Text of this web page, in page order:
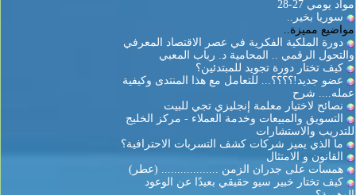
مواد يومي 27-28
سوريا بخير..
مواضيع مميزة..
دورة الملكية الفكرية في عصر الاقتصاد المعرفي
والتحول الرقمي .. المحامية د. رباب المعبي
كيف تختار دورة تجويد للمبتدئين؟
عضو جديد!؟؟؟؟... للتعامل مع هذا المنتدى وكيفية
عمله.... شرح
نصائح لاختيار معلمة إنجليزي تجي للبيت
التسويق والمبيعات وخدمة العملاء - مركز الخليج
للتدريب والاستشارات
ما الذي يميز شركات كشف التسربات الاحترافية؟
القانون و الامتثال
همسات على جدران الزمن .................. (عطر)
كيف تختار خبير سيو حقيقي بعيدًا عن الوعود